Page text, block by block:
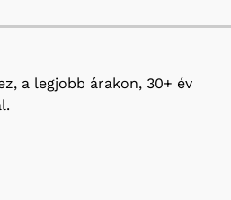
a legjobb árakon, 30+ év